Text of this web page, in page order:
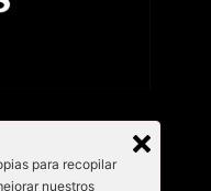
para recopilar
nuestros